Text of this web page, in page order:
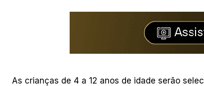
As crianças de 4 a 12 anos de idade serão